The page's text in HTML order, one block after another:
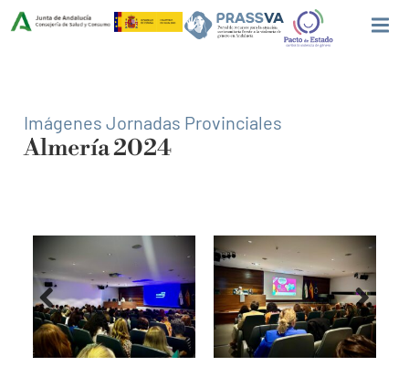
Imágenes Jornadas Provinciales
Almería 2024